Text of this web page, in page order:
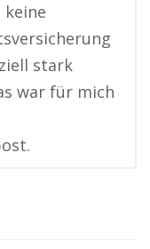
keine
stark
war für mich